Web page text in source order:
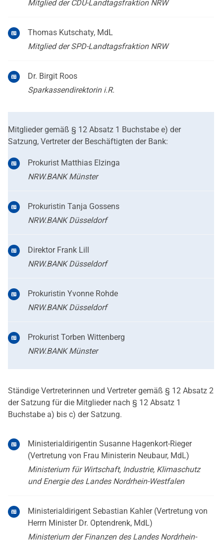
Mitglied der CDU-Landtagsfraktion NRW
Thomas Kutschaty, MdL
Mitglied der SPD-Landtagsfraktion NRW
Dr. Birgit Roos
Sparkassendirektorin i.R.
Mitglieder gemäß § 12 Absatz 1 Buchstabe e) der
Satzung, Vertreter der Beschäftigten der Bank:
Prokurist Matthias Elzinga
NRW.BANK Münster
Prokuristin Tanja Gossens
NRW.BANK Düsseldorf
Direktor Frank Lill
NRW.BANK Düsseldorf
Prokuristin Yvonne Rohde
NRW.BANK Düsseldorf
Prokurist Torben Wittenberg
NRW.BANK Münster
Ständige Vertreterinnen und Vertreter gemäß § 12 Absatz 2
der Satzung für die Mitglieder nach § 12 Absatz 1
Buchstabe a) bis c) der Satzung.
Ministerialdirigentin Susanne Hagenkort-Rieger
(Vertretung von Frau Ministerin Neubaur, MdL)
Ministerium für Wirtschaft, Industrie, Klimaschutz
und Energie des Landes Nordrhein-Westfalen
Ministerialdirigent Sebastian Kahler (Vertretung von
Herrn Minister Dr. Optendrenk, MdL)
Ministerium der Finanzen des Landes Nordrhein-